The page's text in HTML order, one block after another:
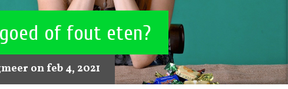
of fout eten?
on feb 4, 2021